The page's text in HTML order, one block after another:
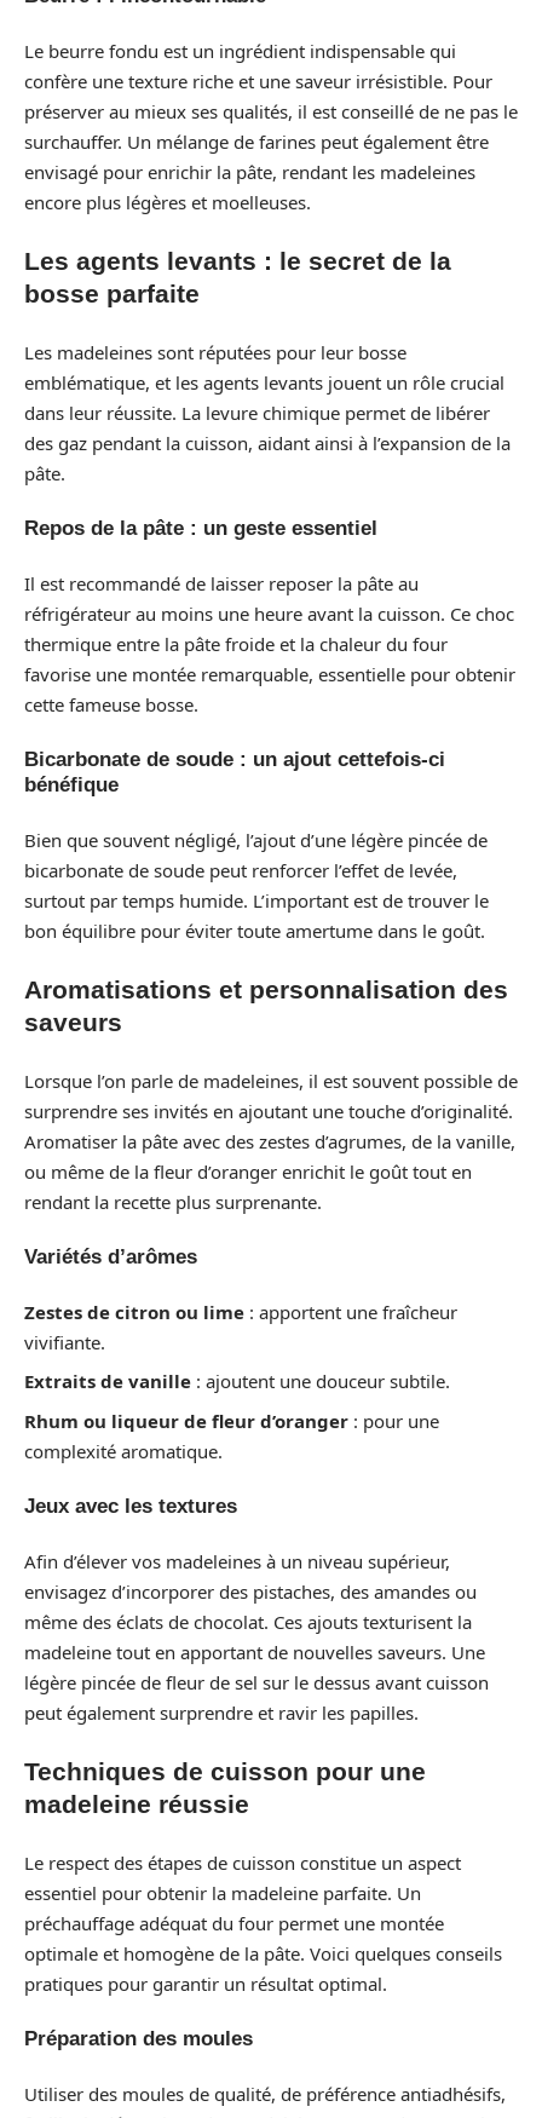
Le beurre fondu est un ingrédient indispensable qui
confère une texture riche et une saveur irrésistible. Pour
préserver au mieux ses qualités, il est conseillé de ne pas le
surchauffer. Un mélange de farines peut également être
envisagé pour enrichir la pâte, rendant les madeleines
encore plus légères et moelleuses.
Les agents levants : le secret de la
bosse parfaite
Les madeleines sont réputées pour leur bosse
emblématique, et les agents levants jouent un rôle crucial
dans leur réussite. La levure chimique permet de libérer
des gaz pendant la cuisson, aidant ainsi à l’expansion de la
pâte.
Repos de la pâte : un geste essentiel
Il est recommandé de laisser reposer la pâte au
réfrigérateur au moins une heure avant la cuisson. Ce choc
thermique entre la pâte froide et la chaleur du four
favorise une montée remarquable, essentielle pour obtenir
cette fameuse bosse.
Bicarbonate de soude : un ajout cettefois-ci
bénéfique
Bien que souvent négligé, l’ajout d’une légère pincée de
bicarbonate de soude peut renforcer l’effet de levée,
surtout par temps humide. L’important est de trouver le
bon équilibre pour éviter toute amertume dans le goût.
Aromatisations et personnalisation des
saveurs
Lorsque l’on parle de madeleines, il est souvent possible de
surprendre ses invités en ajoutant une touche d’originalité.
Aromatiser la pâte avec des zestes d’agrumes, de la vanille,
ou même de la fleur d’oranger enrichit le goût tout en
rendant la recette plus surprenante.
Variétés d’arômes
Zestes de citron ou lime : apportent une fraîcheur
vivifiante.
Extraits de vanille : ajoutent une douceur subtile.
Rhum ou liqueur de fleur d’oranger : pour une
complexité aromatique.
Jeux avec les textures
Afin d’élever vos madeleines à un niveau supérieur,
envisagez d’incorporer des pistaches, des amandes ou
même des éclats de chocolat. Ces ajouts texturisent la
madeleine tout en apportant de nouvelles saveurs. Une
légère pincée de fleur de sel sur le dessus avant cuisson
peut également surprendre et ravir les papilles.
Techniques de cuisson pour une
madeleine réussie
Le respect des étapes de cuisson constitue un aspect
essentiel pour obtenir la madeleine parfaite. Un
préchauffage adéquat du four permet une montée
optimale et homogène de la pâte. Voici quelques conseils
pratiques pour garantir un résultat optimal.
Préparation des moules
Utiliser des moules de qualité, de préférence antiadhésifs,